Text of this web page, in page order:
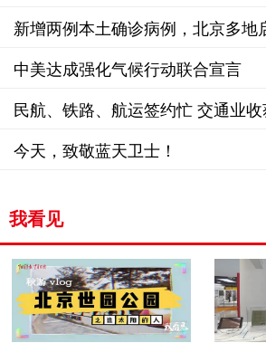
像“往山上扔一把牙签”
新增两例本土确诊病例，北京多地
医院停诊小学封闭
中美达成强化气候行动联合宣言
民航、铁路、航运签约忙 交通业收
今天，致敬蓝天卫士！
我看见